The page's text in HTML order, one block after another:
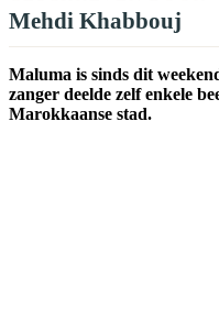
Mehdi Khabbouj
Maluma is sinds dit
zanger deelde zelf enkele
Marokkaanse stad.